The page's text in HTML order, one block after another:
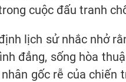
cuộc đấu tranh
lịch sử nhắc nhở
đẳng, sống hòa
gốc rễ của